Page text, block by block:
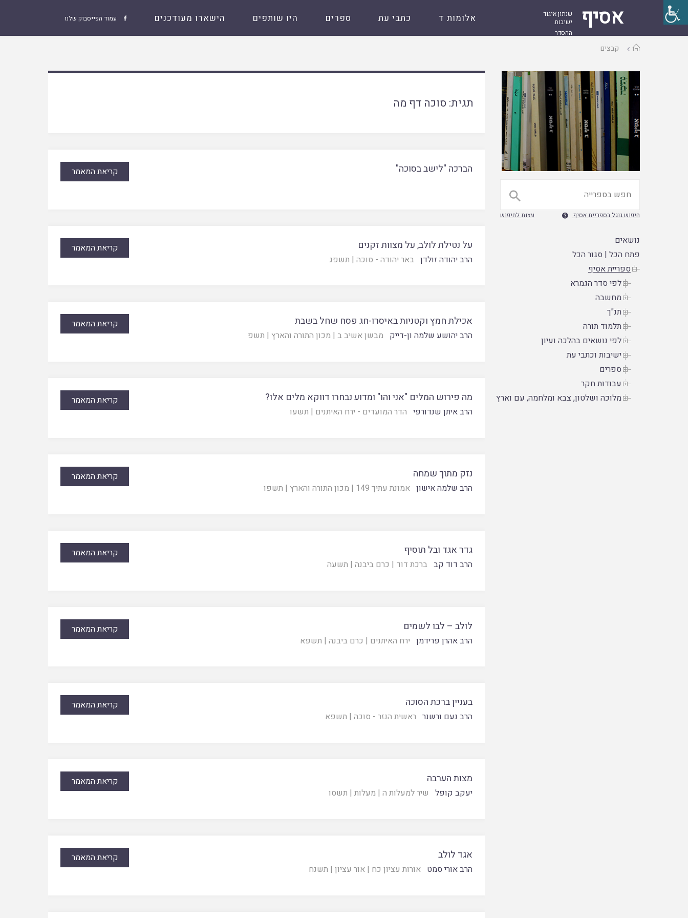
אסיף
שנתון איגוד
ישיבות
ההסדר
 עמוד הפייסבוק שלנו אלומות ד כתבי עת ספרים היו שותפים הישארו מעודכנים
עמודקבצים
תגית: סוכה דף מה
הברכה "לישב בסוכה" קריאת המאמר
על נטילת לולב, על מצוות זקנים
הרב יהודה זולדן באר יהודה - סוכה | תשפג
קריאת המאמר
אכילת חמץ וקטניות באיסרו-חג פסח שחל בשבת
הרב יהושע שלמה ון-דייק מבשן אשיב ב | מכון התורה והארץ | תשפ
קריאת המאמר
מה פירוש המלים "אני והו" ומדוע נבחרו דווקא מלים אלו?
הרב איתן שנדורפי הדר המועדים - ירח האיתנים | תשעו
קריאת המאמר
נזק מתוך שמחה
הרב שלמה אישון אמונת עתיך 149 | מכון התורה והארץ | תשפו
קריאת המאמר
גדר אגד ובל תוסיף
הרב דוד קב ברכת דוד | כרם ביבנה | תשעה
קריאת המאמר
לולב – לבו לשמים
הרב אהרן פרידמן ירח האיתנים | כרם ביבנה | תשפא
קריאת המאמר
בעניין ברכת הסוכה
הרב נעם ורשנר ראשית הנזר - סוכה | תשפא
קריאת המאמר
מצות הערבה
יעקב קופל שיר למעלות ה | מעלות | תשסו
קריאת המאמר
אגד לולב
הרב אורי סמט אורות עציון כח |אור עציון | תשנח
קריאת המאמר

חיפוש גוגל בספריית אסיף  עצות לחיפוש
נושאים
פתח הכל |סגור הכל
ספריית אסיף
לפי סדר הגמרא
מחשבה
תנ"ך
תלמוד תורה
לפי נושאים בהלכה ועיון
ישיבות וכתבי עת
ספרים
עבודות חקר
מלוכה ושלטון, צבא ומלחמה, עם וארץ